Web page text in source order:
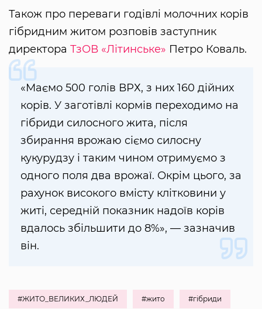
Також про переваги годівлі молочних корів
гібридним житом розповів заступник
директора ТзОВ «Літинське» Петро Коваль.
«Маємо 500 голів ВРХ, з них 160 дійних
корів. У заготівлі кормів переходимо на
гібриди силосного жита, після
збирання врожаю сіємо силосну
кукурудзу і таким чином отримуємо з
одного поля два врожаї. Окрім цього, за
рахунок високого вмісту клітковини у
житі, середній показник надоїв корів
вдалось збільшити до 8%», — зазначив
він.
#ЖИТО_ВЕЛИКИХ_ЛЮДЕЙ #жито #гібриди